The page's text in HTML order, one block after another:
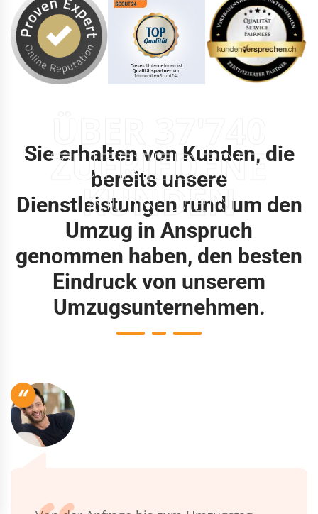
ZUFRIEDENE
KUNDEN
Sie erhalten von Kunden, die
bereits unsere
Dienstleistungen rund um den
Umzug in Anspruch
genommen haben, den besten
Eindruck von unserem
Umzugsunternehmen.
“